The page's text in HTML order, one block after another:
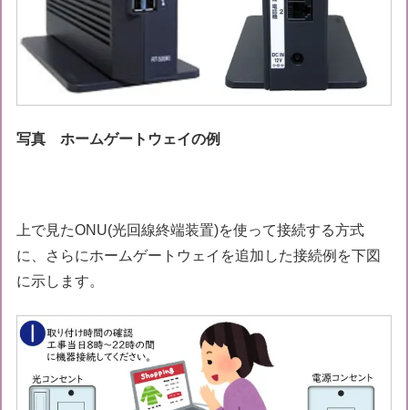
写真 ホームゲートウェイの例
上で見たONU(光回線終端装置)を使って接続する方式
に、さらにホームゲートウェイを追加した接続例を下図
に示します。